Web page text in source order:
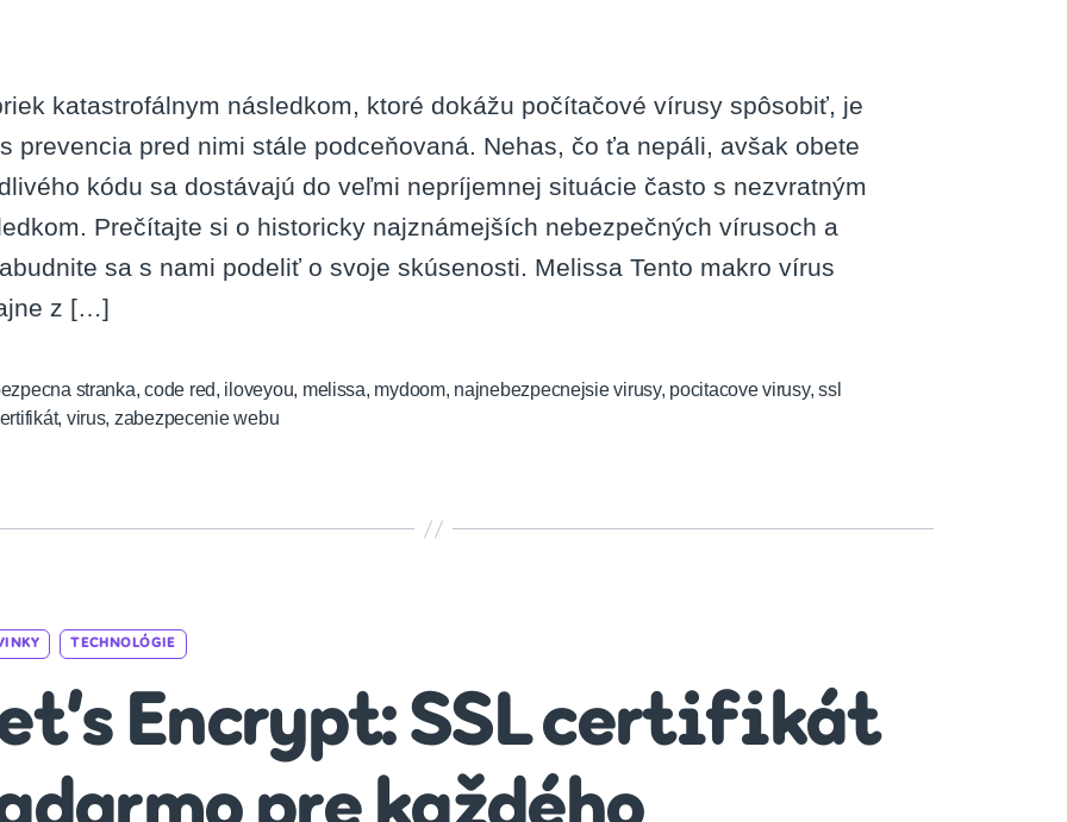
katastrofálnym následkom, ktoré dokážu počítačové vírusy spôsobiť, je
prevencia pred nimi stále podceňovaná. Nehas, čo ťa nepáli, avšak obete
kódu sa dostávajú do veľmi nepríjemnej situácie často s nezvratným
Prečítajte si o historicky najznámejších nebezpečných vírusoch a
sa s nami podeliť o svoje skúsenosti. Melissa Tento makro vírus
z […]
stranka,code red, iloveyou, melissa, mydoom, najnebezpecnejsie virusy, pocitacove virusy,ssl
, virus, zabezpecenie webu
TECHNOLÓGIE
Encrypt: SSL certifikát